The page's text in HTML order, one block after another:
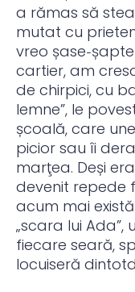
a rămas să
mutat cu
vreo
cartier, am
de chirpici, cu
lemne”, le
școală, care
picior sau îi
marţea. Deși
devenit repede
acum mai
„scara lui
fiecare seară,
locuiseră